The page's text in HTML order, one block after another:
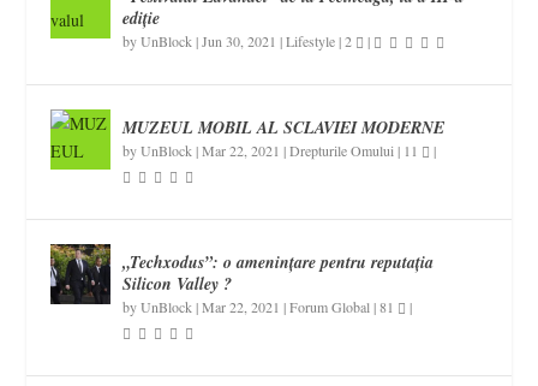
ediție
byUnBlock |Jun 30, 2021 |Lifestyle|2 |
MUZEUL MOBIL AL SCLAVIEI MODERNE
byUnBlock |Mar 22, 2021 |Drepturile Omului | 11 |
„Techxodus”: o amenințare pentru reputația
Silicon Valley ?
byUnBlock |Mar 22, 2021 |Forum Global |81 |